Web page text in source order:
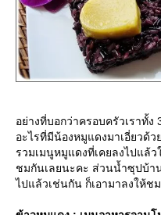
อย่างที่บอกว่าครอบครัวเราทั้
อะไรที่มีน้องหมูแดงมาเอี่ยวด้
รวมเมนูหมูแดงที่เคยลงไปแล้
ชมกันเลยนะคะ ส่วนน้ำซุปบ้า
ไปแล้วเช่นกัน ก็เอามาลงให้ช